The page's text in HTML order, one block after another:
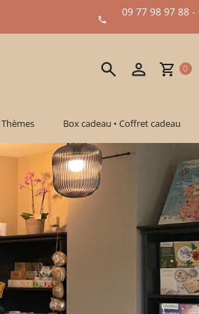
09 77 98 97 88 -
0
Thèmes Box cadeau • Coffret cadeau